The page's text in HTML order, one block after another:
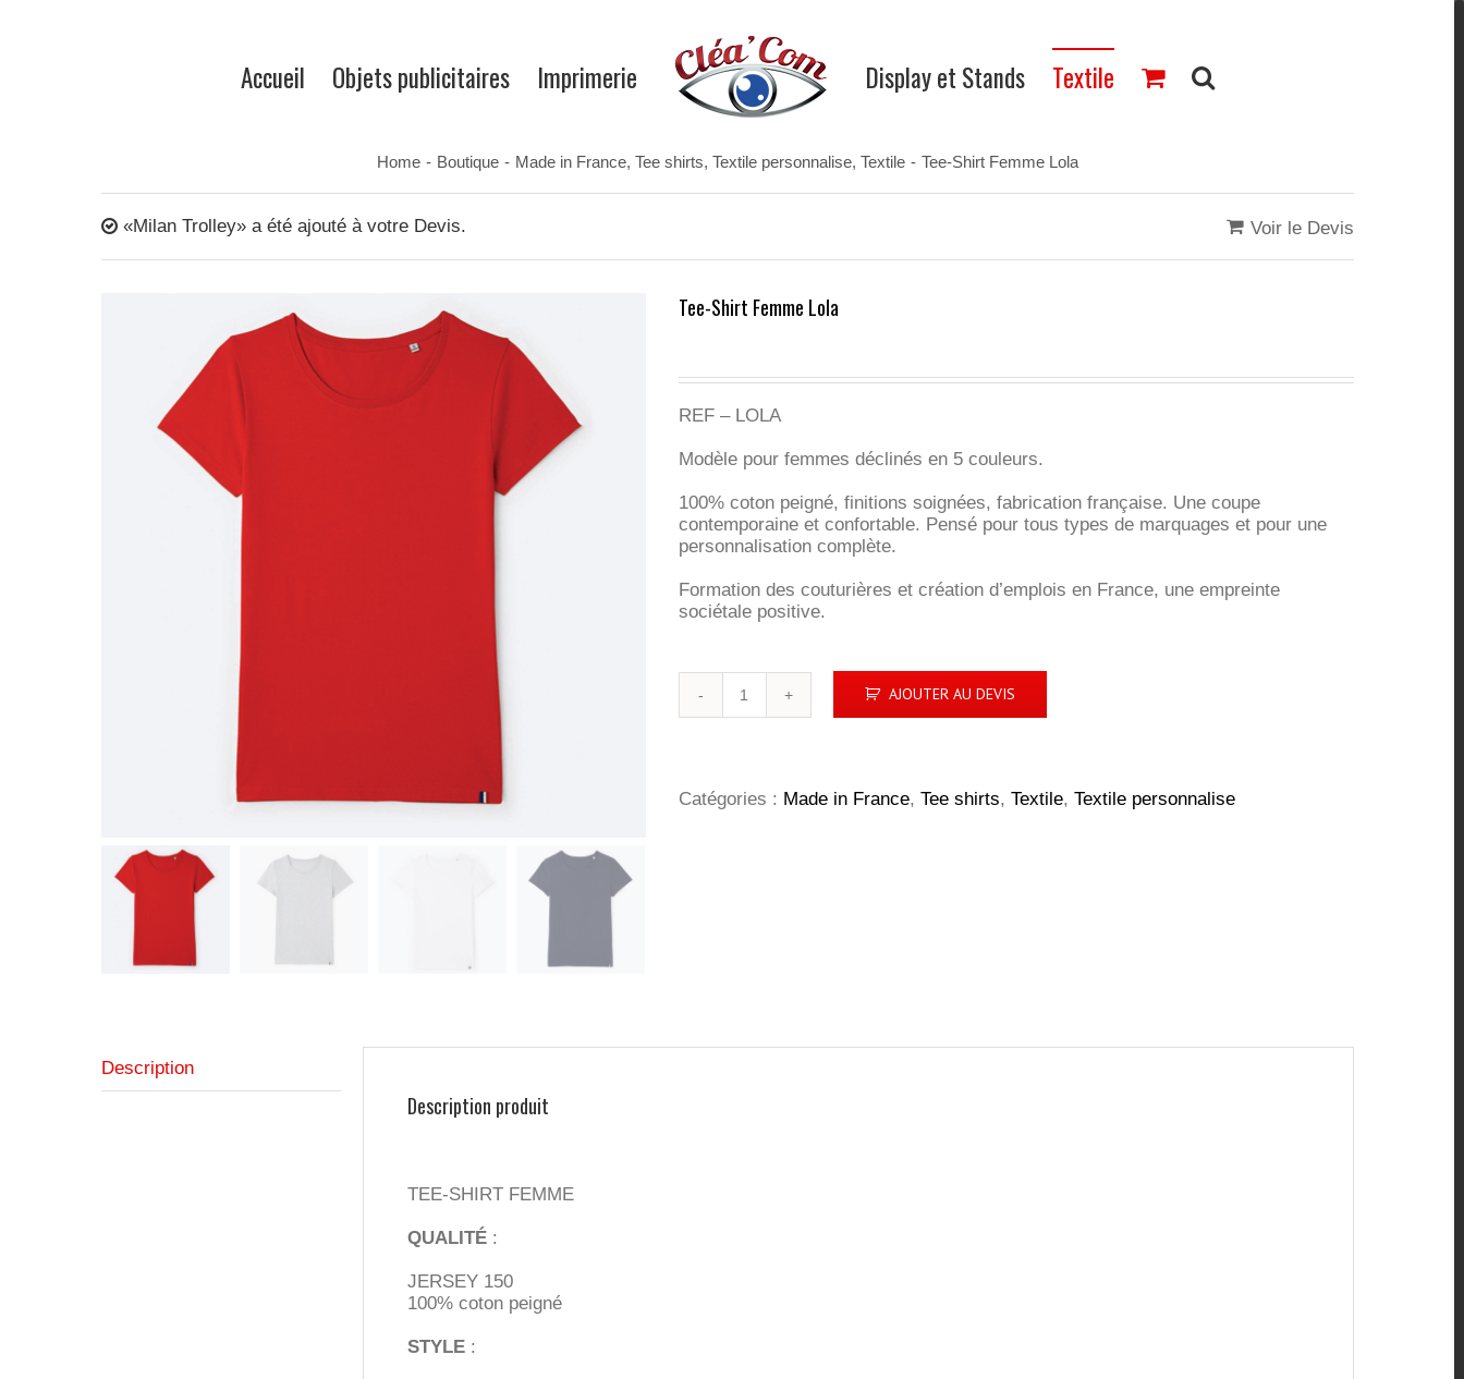
Accueil Objets publicitaires Imprimerie Display et Stands Textile
Home - Boutique - Made in France, Tee shirts, Textile personnalise, Textile - Tee-Shirt Femme Lola
Voir le Devis
«Milan Trolley» a été ajouté à votre Devis.
Tee-Shirt Femme Lola
REF – LOLA
Modèle pour femmes déclinés en 5 couleurs.
100% coton peigné, finitions soignées, fabrication française. Une coupe
contemporaine et confortable. Pensé pour tous types de marquages et pour une
personnalisation complète.
Formation des couturières et création d’emplois en France, une empreinte
sociétale positive.
de
Lola
AJOUTER AU DEVIS
Catégories : Made in France, Tee shirts, Textile, Textile personnalise
Description
Description produit
TEE-SHIRT FEMME
QUALITÉ:
JERSEY 150
100% coton peigné
STYLE: